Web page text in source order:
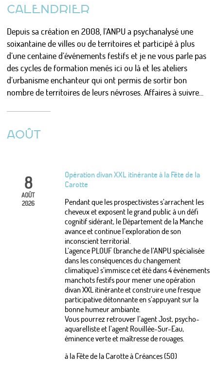
LA MÉTHODE
LES ÉTUDES DE CAS
MISES EN FORME
LES MÉTA-SUJETS
PSYCHANALISE URBAINE ?
Photos/Vidéos/Pro
Presse
Nous écrire / Recevoir des nouvelles
S'identifier
CALENDRIER
Depuis sa création en 2008, l’ANPU a psychanalysé une
soixantaine de villes ou de territoires et participé à plus
d’une centaine d’événements festifs et je ne vous parle pas
des cycles de formation menés ici ou là et les ateliers
d’urbanisme enchanteur qui ont permis de sortir bon
nombre de territoires de leurs névroses. Affaires à suivre...
AOÛT
8
AOÛT
2026
Opération divan XXL itinérante à la Fête de la
Carotte
Pendant que les prospectivistes s’arrachent les
cheveux et exposent le grand public à un défi
cognitif sidérant, le Département de la Manche
avance et continue l’exploration de son
inconscient territorial.
L’agence PLOUF (branche de l’ANPU spécialisée
dans les conséquences du changement
climatique) s’immisce cet été dans 4 événements
manchots festifs pour mener une opération
divan XXL itinérante et construire une fresque
participative détonnante en s’appuyant sur la
bonne humeur ambiante.
Vous pourrez retrouver l’agent Jost, psycho-
aquarelliste et l’agent Rouillée-Sur-Eau,
éminence verte et maîtresse de rouages.
à la Fête de la Carotte à Créances (50)